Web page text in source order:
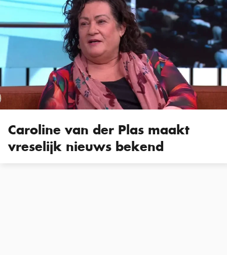
Caroline van der Plas maakt
vreselijk nieuws bekend